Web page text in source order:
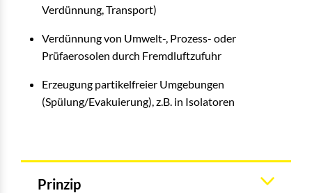
Verdünnung, Transport)
Verdünnung von Umwelt-, Prozess- oder
Prüfaerosolen durch Fremdluftzufuhr
Erzeugung partikelfreier Umgebungen
(Spülung/Evakuierung), z.B. in Isolatoren
Prinzip